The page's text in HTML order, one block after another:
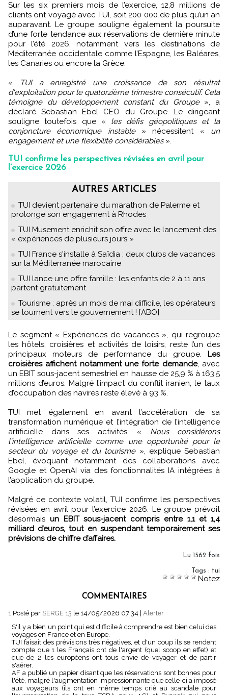
Sur les six premiers mois de l’exercice, 12,8 millions de
clients ont voyagé avec TUI, soit 200 000 de plus qu’un an
auparavant. Le groupe souligne également la poursuite
d’une forte tendance aux réservations de dernière minute
pour l’été 2026, notamment vers les destinations de
Méditerranée occidentale comme l’Espagne, les Baléares,
les Canaries ou encore la Grèce.
«
TUI a enregistré une croissance de son résultat
d'exploitation pour le quatorzième trimestre consécutif. Cela
témoigne du développement constant du Groupe», a
déclaré Sebastian Ebel CEO du Groupe. Le dirigeant
souligne toutefois que « les défis géopolitiques et la
conjoncture économique instable » nécessitent « un
engagement et une flexibilité considérables».
TUI confirme les perspectives révisées en avril pour
l’exercice 2026
AUTRES ARTICLES
TUI devient partenaire du marathon de Palerme et
prolonge son engagement à Rhodes
TUI Musement enrichit son offre avec le lancement des
« expériences de plusieurs jours »
TUI France s'installe à Saïdia : deux clubs de vacances
sur la Méditerranée marocaine
TUI lance une offre famille : les enfants de 2 à 11 ans
partent gratuitement
Tourisme : après un mois de mai difficile, les opérateurs
se tournent vers le gouvernement ! [ABO]
Le segment « Expériences de vacances », qui regroupe
les hôtels, croisières et activités de loisirs, reste l’un des
principaux moteurs de performance du groupe. Les
croisières affichent notamment une forte demande, avec
un EBIT sous-jacent semestriel en hausse de 25,9 % à 163,5
millions d’euros. Malgré l’impact du conflit iranien, le taux
d’occupation des navires reste élevé à 93 %.
TUI met également en avant l’accélération de sa
transformation numérique et l’intégration de l’intelligence
artificielle dans ses activités. « Nous considérons
l'intelligence artificielle comme une opportunité pour le
secteur du voyage et du tourisme», explique Sebastian
Ebel, évoquant notamment des collaborations avec
Google et OpenAI via des fonctionnalités IA intégrées à
l’application du groupe.
Malgré ce contexte volatil, TUI confirme les perspectives
révisées en avril pour l’exercice 2026. Le groupe prévoit
désormais un EBIT sous-jacent compris entre 1,1 et 1,4
milliard d’euros, tout en suspendant temporairement ses
prévisions de chiffre d’affaires.
Lu 1562 fois
Tags : tui
Notez
COMMENTAIRES
1.Posté par SERGE 13 le 14/05/2026 07:34
Alerter
S'il y a bien un point qui est difficile à comprendre est bien celui des
voyages en France et en Europe.
TUI faisait des prévisions très négatives, et d'un coup ils se rendent
compte que 1 les Français ont de l'argent (quel scoop en effet) et
que de 2 les européens ont tous envie de voyager et de partir
s'aérer.
AF a publié un papier disant que les réservations sont bonnes pour
l'été, malgré l'augmentation impressionnante que celle-ci a imposé
aux voyageurs (ils ont en même temps crié au scandale pour